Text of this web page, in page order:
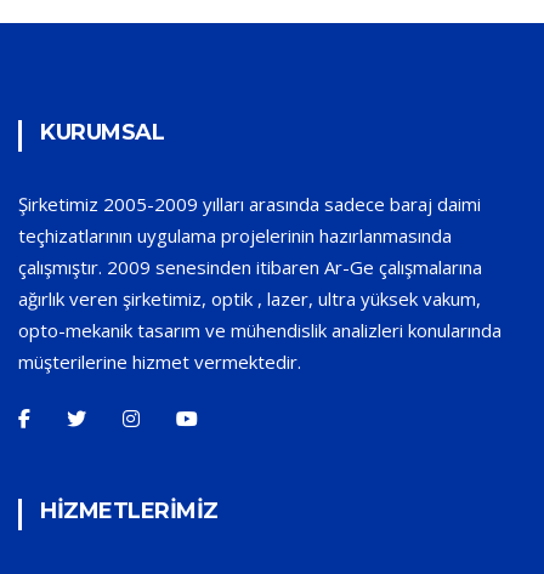
KURUMSAL
Şirketimiz 2005-2009 yılları arasında sadece baraj daimi
teçhizatlarının uygulama projelerinin hazırlanmasında
çalışmıştır. 2009 senesinden itibaren Ar-Ge çalışmalarına
ağırlık veren şirketimiz, optik , lazer, ultra yüksek vakum,
opto-mekanik tasarım ve mühendislik analizleri konularında
müşterilerine hizmet vermektedir.
HİZMETLERİMİZ